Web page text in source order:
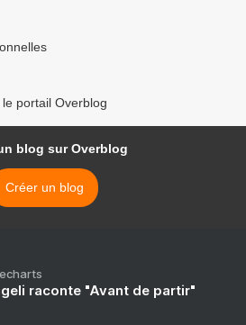
portail Overblog
blog sur Overblog
Créer un blog
raconte "Avant de partir"